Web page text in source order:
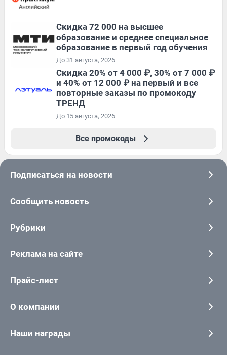
Скидка 72 000 на высшее
образование и среднее специальное
образование в первый год обучения
До 31 августа, 2026
Скидка 20% от 4 000 ₽, 30% от 7 000 ₽
и 40% от 12 000 ₽ на первый и все
повторные заказы по промокоду
ТРЕНД
До 15 августа, 2026
Все промокоды
Подписаться на новости
Сообщить новость
Рубрики
Реклама на сайте
Прайс-лист
О компании
Наши награды